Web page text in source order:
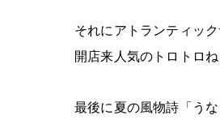
それにアトランティッ
開店来人気のトロトロ
最後に夏の風物詩「うな